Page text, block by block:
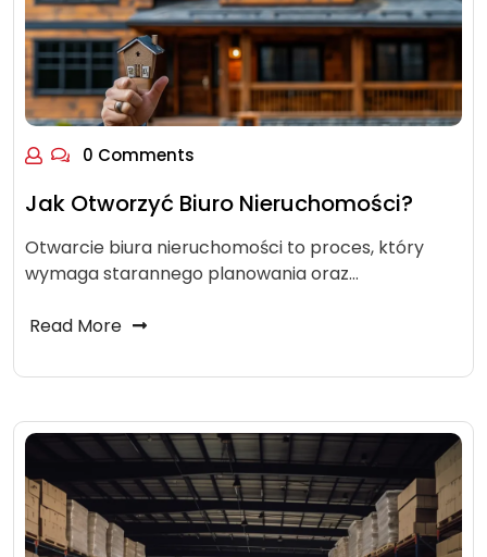
0 Comments
Jak Otworzyć Biuro Nieruchomości?
Otwarcie biura nieruchomości to proces, który
wymaga starannego planowania oraz…
Read More